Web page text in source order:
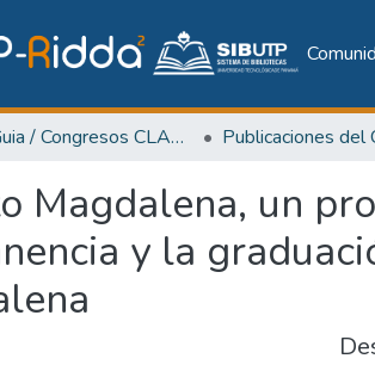
RedGuia / Congresos CLABES
Magdalena, un
y la